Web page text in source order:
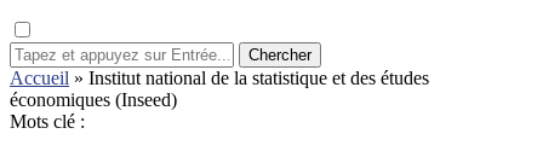
Chercher
Accueil » Institut national de la statistique et des études
économiques (Inseed)
Mots clé :